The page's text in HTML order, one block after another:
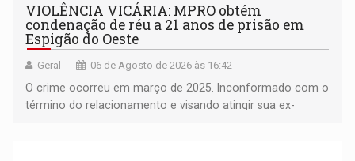
VIOLÊNCIA VICÁRIA: MPRO obtém
condenação de réu a 21 anos de prisão em
Espigão do Oeste
Geral 06 de Agosto de 2026 às 16:42
O crime ocorreu em março de 2025. Inconformado com o
término do relacionamento e visando atingir sua ex-